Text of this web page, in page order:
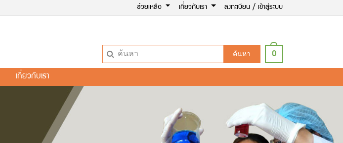
ช่วยเหลือ เกี่ยวกับเรา ลงทะเบียน / เข้าสู่ระบบ
ค้นหา 0
เกี่ยวกับเรา